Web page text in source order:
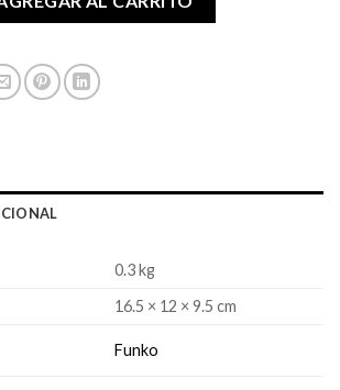
$14,990.
0.3 kg
16.5 × 12 × 9.5 cm
Funko